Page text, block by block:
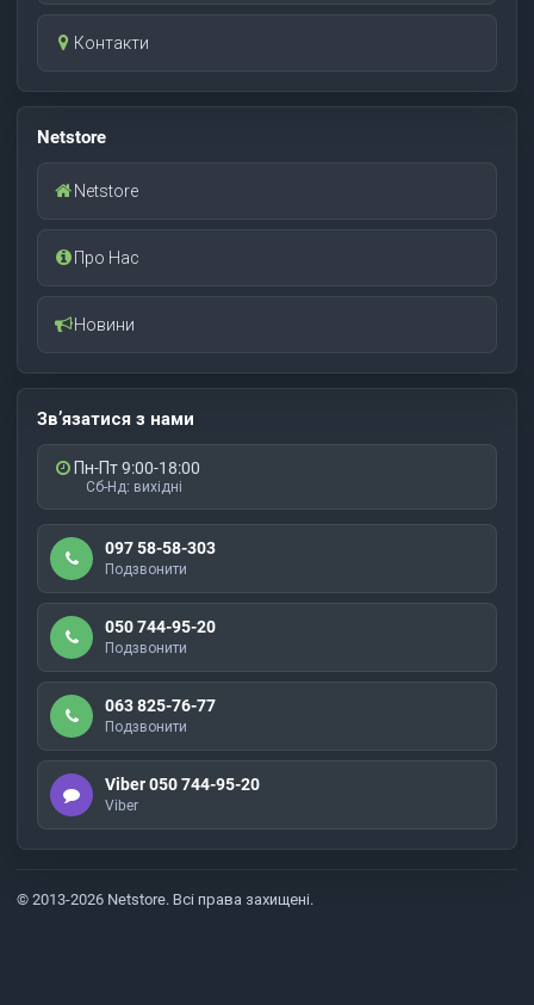
Контакти
Netstore
Netstore
Про Нас
Новини
Зв’язатися з нами
Пн-Пт 9:00-18:00
Сб-Нд: вихідні
097 58-58-303
Подзвонити
050 744-95-20
Подзвонити
063 825-76-77
Подзвонити
Viber 050 744-95-20
Viber
© 2013-2026 Netstore. Всі права захищені.